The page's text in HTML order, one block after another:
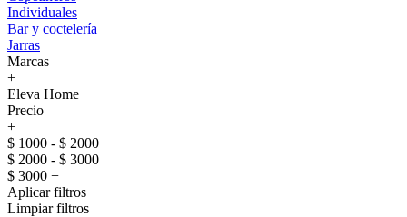
Individuales
Bar y coctelería
Jarras
Marcas
+
Eleva Home
Precio
+
$ 1000 - $ 2000
$ 2000 - $ 3000
$ 3000 +
Aplicar filtros
Limpiar filtros